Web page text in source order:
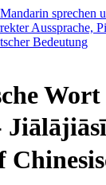
Jiālājiāsī